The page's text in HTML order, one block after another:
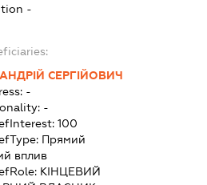
-
СЕРГІЙОВИЧ
-
-
100
Прямий
вплив
КІНЦЕВИЙ